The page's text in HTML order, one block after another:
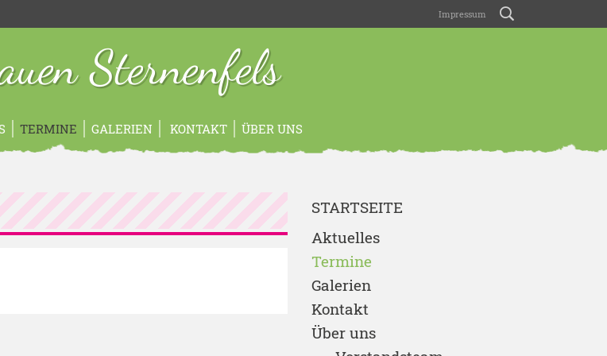
Impressum
Sternenfels
TERMINE GALERIEN KONTAKT ÜBER UNS
STARTSEITE
Aktuelles
Termine
Galerien
Kontakt
Über uns